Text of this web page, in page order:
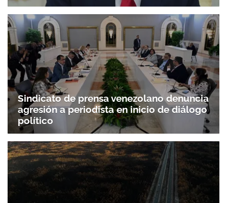
Sindicato de prensa venezolano denuncia
agresión a periodista en inicio de diálogo
político